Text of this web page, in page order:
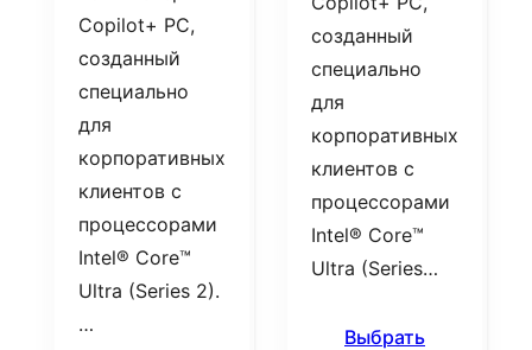
Copilot+ PC,
созданный
специально
для
корпоративных
клиентов с
процессорами
Intel® Core™
Ultra (Series 2).
…
созданный
специально
для
корпоративных
клиентов с
процессорами
Intel® Core™
Ultra (Series…
Выбрать